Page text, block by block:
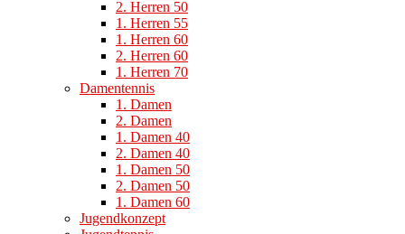
2. Herren 50
1. Herren 55
1. Herren 60
2. Herren 60
1. Herren 70
Damentennis
1. Damen
2. Damen
1. Damen 40
2. Damen 40
1. Damen 50
2. Damen 50
1. Damen 60
Jugendkonzept